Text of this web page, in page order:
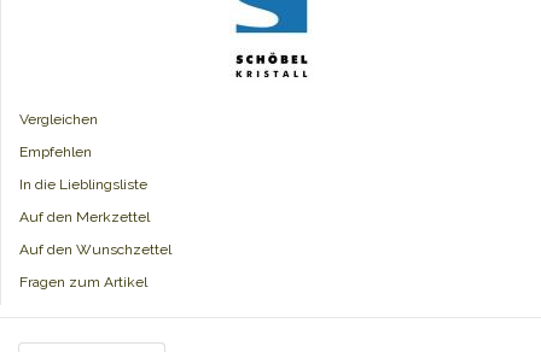
Vergleichen
Empfehlen
In die Lieblingsliste
Auf den Merkzettel
Auf den Wunschzettel
Fragen zum Artikel